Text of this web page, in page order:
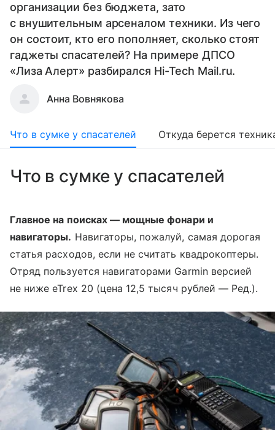
организации без бюджета, зато
с внушительным арсеналом техники. Из чего
он состоит, кто его пополняет, сколько стоят
гаджеты спасателей? На примере ДПСО
«Лиза Алерт» разбирался Hi-Tech Mail.ru.
Анна Вовнякова
Что в сумке у спасателей Откуда берется
Что в сумке у спасателей
Главное на поисках — мощные фонари и
навигаторы. Навигаторы, пожалуй, самая дорогая
статья расходов, если не считать квадрокоптеры.
Отряд пользуется навигаторами Garmin версией
не ниже eTrex 20 (цена 12,5 тысяч рублей — Ред.).